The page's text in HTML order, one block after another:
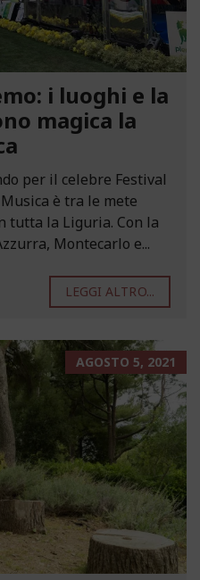
i luoghi e la
magica la
per il celebre Festival
è tra le mete
tutta la Liguria. Con la
Montecarlo e...
LEGGI ALTRO...
AGOSTO 5, 2021